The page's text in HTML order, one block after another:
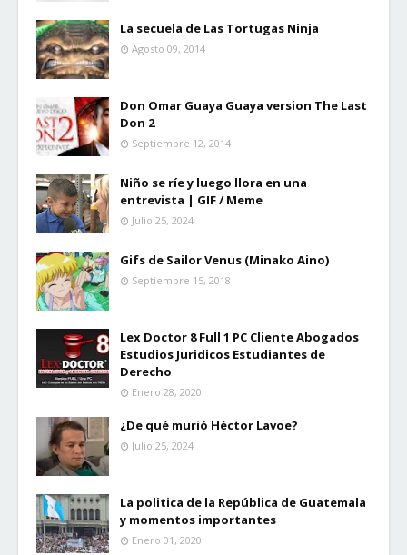
La secuela de Las Tortugas Ninja
Agosto 09, 2014
Don Omar Guaya Guaya version The Last
Don 2
Septiembre 12, 2014
Niño se ríe y luego llora en una
entrevista | GIF / Meme
Julio 25, 2024
Gifs de Sailor Venus (Minako Aino)
Septiembre 15, 2018
Lex Doctor 8 Full 1 PC Cliente Abogados
Estudios Juridicos Estudiantes de
Derecho
Enero 28, 2020
¿De qué murió Héctor Lavoe?
Julio 25, 2024
La politica de la República de Guatemala
y momentos importantes
Enero 01, 2020